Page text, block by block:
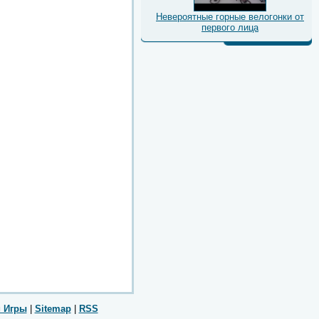
Невероятные горные велогонки от
первого лица
Игры| Sitemap| RSS